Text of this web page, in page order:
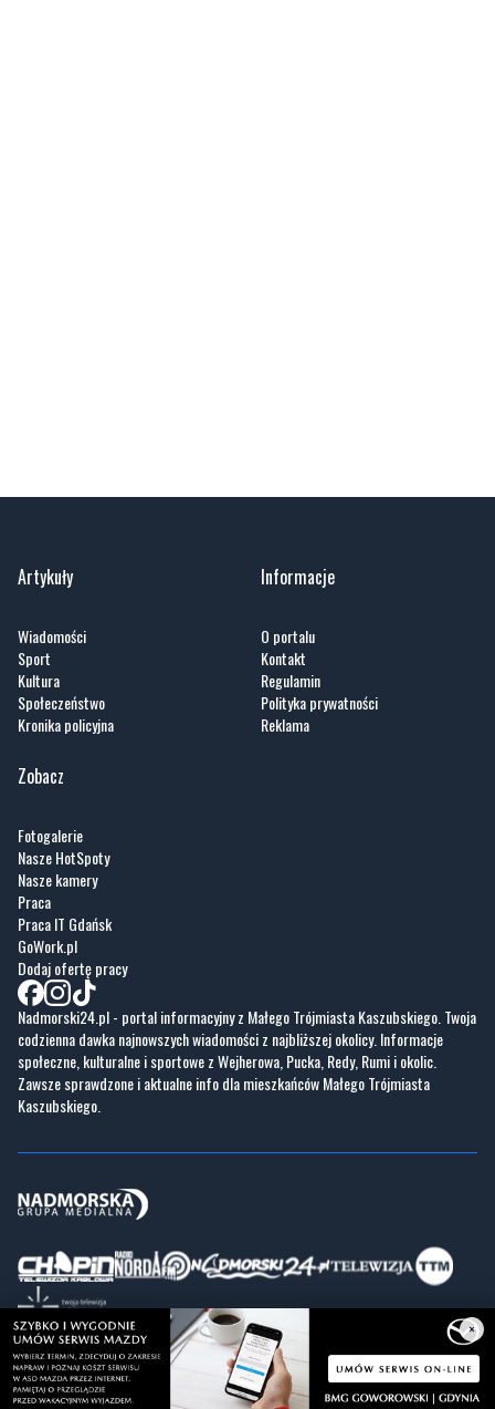
Artykuły
Wiadomości
Sport
Kultura
Społeczeństwo
Kronika policyjna
Informacje
O portalu
Kontakt
Regulamin
Polityka prywatności
Reklama
Zobacz
Fotogalerie
Nasze HotSpoty
Nasze kamery
Praca
Praca IT Gdańsk
GoWork.pl
Dodaj ofertę pracy
Nadmorski24.pl - portal informacyjny z Małego Trójmiasta Kaszubskiego. Twoja
codzienna dawka najnowszych wiadomości z najbliższej okolicy. Informacje
społeczne, kulturalne i sportowe z Wejherowa, Pucka, Redy, Rumi i okolic.
Zawsze sprawdzone i aktualne info dla mieszkańców Małego Trójmiasta
Kaszubskiego.
Copyrights © Nadmorski24.pl 2026 r.
Projekt i wykonaniePixlab.pl
×